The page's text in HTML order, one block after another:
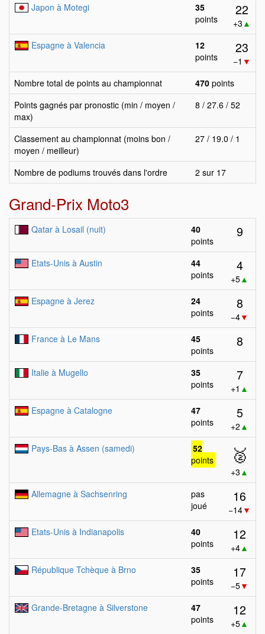
Japon à Motegi
35
points
22
+3 ▲
Espagne à Valencia
12
points
23
−1 ▼
Nombre total de points au championnat
470 points
Points gagnés par pronostic (min / moyen /
max)
8 / 27.6 / 52
Classement au championnat (moins bon /
moyen / meilleur)
27 / 19.0 / 1
Nombre de podiums trouvés dans l'ordre 2 sur 17
Grand-Prix Moto3
Qatar à Losail (nuit)
40
points
9
Etats-Unis à Austin
44
points
4
+5▲
Espagne à Jerez
24
points
8
−4▼
France à Le Mans
45
points
8
Italie à Mugello
35
points
7
+1 ▲
Espagne à Catalogne
47
points
5
+2 ▲
Pays-Bas à Assen (samedi)
52
points
🥈
+3 ▲
Allemagne à Sachsenring
pas
joué
16
−14▼
Etats-Unis à Indianapolis
40
points
12
+4▲
République Tchèque à Brno
35
points
17
−5▼
Grande-Bretagne à Silverstone
47
points
12
+5▲